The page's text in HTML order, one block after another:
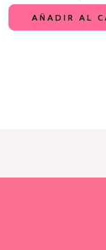
AÑADIR AL